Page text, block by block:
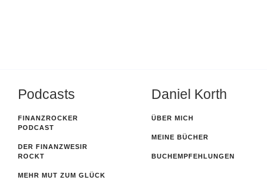
Podcasts
FINANZROCKER
PODCAST
DER FINANZWESIR
ROCKT
MEHR MUT ZUM GLÜCK
Daniel Korth
ÜBER MICH
MEINE BÜCHER
BUCHEMPFEHLUNGEN